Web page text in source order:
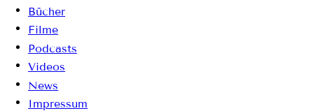
Bücher
Filme
Podcasts
Videos
News
Impressum